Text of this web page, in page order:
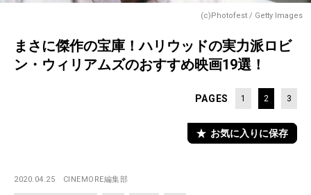
(c)Photofest / Getty Images
まさに傑作の宝庫！ハリウッドの実力派ロビ
ン・ウィリアムズのおすすめ映画19選！
PAGES 1 2 3
お気に入りに保存
2020.04.25 CINEMORE編集部